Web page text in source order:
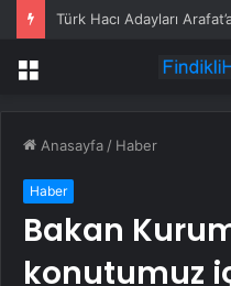
Türk Hacı Adayları Arafat’a
Menü
Anasayfa / Haber
Haber
Bakan
konutumuz